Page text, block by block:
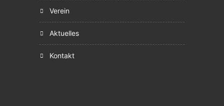
verein
aktuelles
kontakt